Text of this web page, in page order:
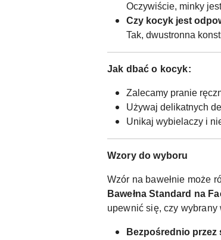
Oczywiście, minky
Czy kocyk jest
Tak, dwustronna
Jak dbać o kocyk:
Zalecamy pranie
Używaj delikatnych
Unikaj wybielaczy i
Wzory do wyboru
Wzór na bawełnie może
Bawełna Standard na
upewnić się, czy
Bezpośrednio przez